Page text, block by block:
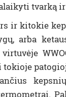
tvarką ir
ir kitokie
arba